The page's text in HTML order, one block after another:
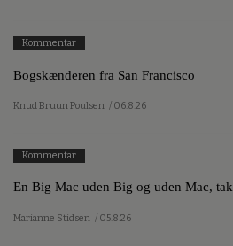
Kommentar
Bogskænderen fra San Francisco
Knud Bruun Poulsen / 06.8.26
Kommentar
En Big Mac uden Big og uden Mac, tak
Marianne Stidsen / 05.8.26